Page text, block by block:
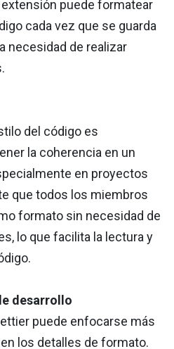
puede formatear
cada vez que se guarda
necesidad de realizar
del código es
la coherencia en un
en proyectos
que todos los miembros
formato sin necesidad de
lo que facilita la lectura y
desarrollo
puede enfocarse más
los detalles de formato.